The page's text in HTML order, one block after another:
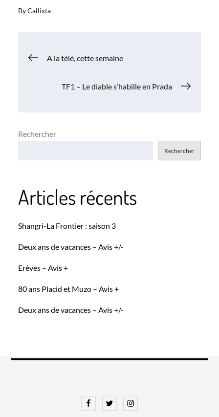
ByCallixta
Navigation
A la télé, cette semaine
TF1 – Le diable s’habille en Prada
Rechercher
Rechercher
Articles récents
Shangri-La Frontier : saison 3
Deux ans de vacances – Avis +/-
Erêves – Avis +
80 ans Placid et Muzo – Avis +
Deux ans de vacances – Avis +/-
FacebookTwitterInstagram